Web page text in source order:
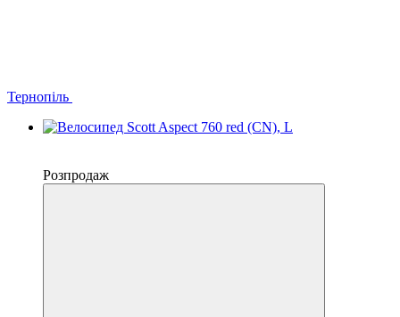
Тернопіль
Розпродаж